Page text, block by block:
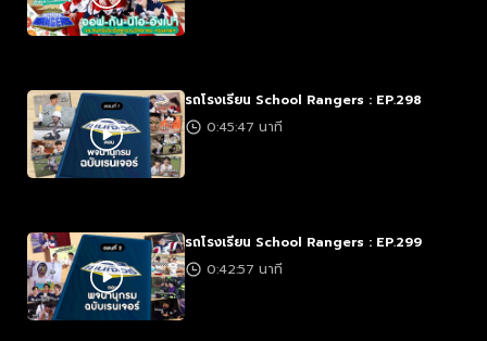
รถโรงเรียน School Rangers : EP.298
0:45:47 นาที
รถโรงเรียน School Rangers : EP.299
0:42:57 นาที